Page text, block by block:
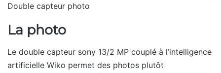
Double capteur photo
La photo
Le double capteur sony 13/2 MP couplé à l’intelligence
artificielle Wiko permet des photos plutôt